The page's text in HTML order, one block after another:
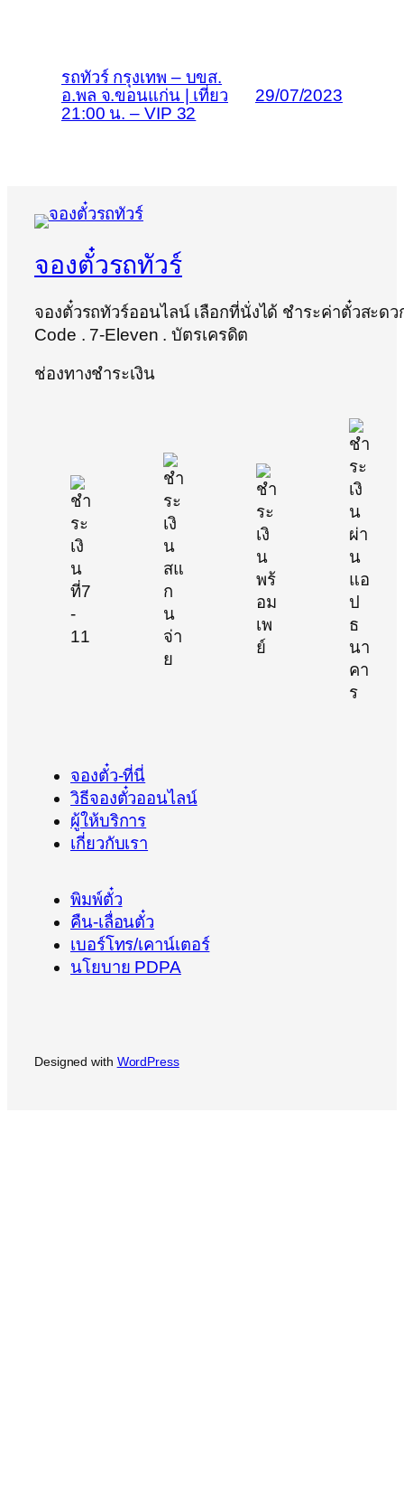
รถทัวร์ กรุงเทพ – บขส.
อ.พล จ.ขอนแก่น | เที่ยว
21:00 น. – VIP 32
29/07/2023
จองตั๋วรถทัวร์
จองตั๋วรถทัวร์ออนไลน์ เลือกที่นั่งได้ ชำระค่าตั๋วสะด
Code . 7-Eleven . บัตรเครดิต
ช่องทางชำระเงิน
จองตั๋ว-ที่นี่
วิธีจองตั๋วออนไลน์
ผู้ให้บริการ
เกี่ยวกับเรา
พิมพ์ตั๋ว
คืน-เลื่อนตั๋ว
เบอร์โทร/เคาน์เตอร์
นโยบาย PDPA
Designed with WordPress